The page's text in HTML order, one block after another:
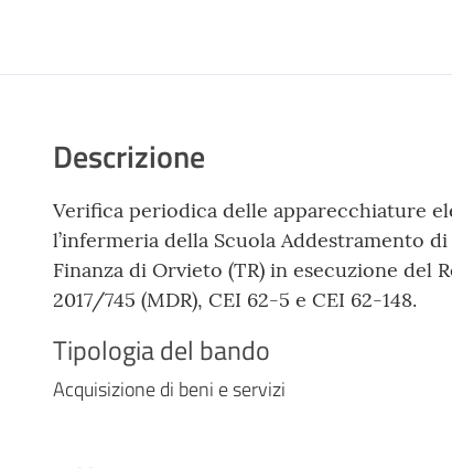
Descrizione
Verifica periodica delle apparecchiature
l’infermeria della Scuola Addestramento
Finanza di Orvieto (TR) in esecuzione del
2017/745 (MDR), CEI 62-5 e CEI 62-148.
Tipologia del bando
Acquisizione di beni e servizi